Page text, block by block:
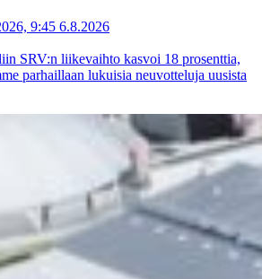
9:45 6.8.2026
SRV:n liikevaihto kasvoi 18 prosenttia,
parhaillaan lukuisia neuvotteluja uusista